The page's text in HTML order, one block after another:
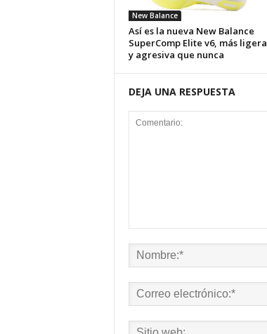
New Balance
Así es la nueva New Balance
SuperComp Elite v6, más ligera
y agresiva que nunca
DEJA UNA RESPUESTA